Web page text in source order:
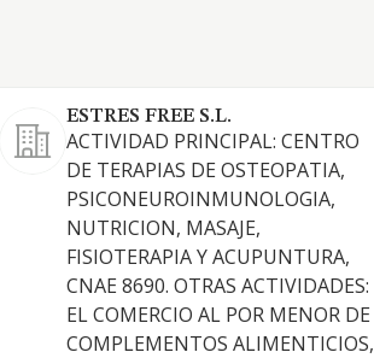
ESTRES FREE S.L.
ACTIVIDAD PRINCIPAL: CENTRO
DE TERAPIAS DE OSTEOPATIA,
PSICONEUROINMUNOLOGIA,
NUTRICION, MASAJE,
FISIOTERAPIA Y ACUPUNTURA,
CNAE 8690. OTRAS ACTIVIDADES:
EL COMERCIO AL POR MENOR DE
COMPLEMENTOS ALIMENTICIOS,